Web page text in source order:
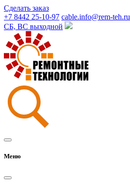
Сделать заказ
+7 8442 25-10-97 cable.info@rem-teh.ru
СБ, ВС выходной
Меню